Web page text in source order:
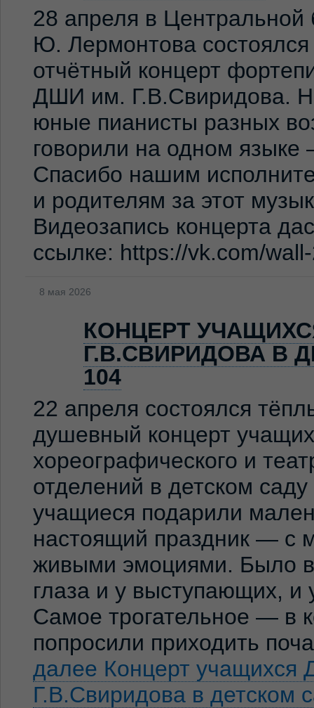
28 апреля в
Ю. Лермонтова состоялся
отчётный концерт
ДШИ им. Г.В.Свиридова.
юные пианисты разных
говорили на одном
Спасибо нашим
и родителям за этот
Видеозапись концерта
ссылке: https://vk.com/
8 мая 2026
КОНЦЕРТ
Г.В.СВИРИДОВА В
104
22 апреля состоялся
душевный концерт
хореографического и
отделений в детском
учащиеся подарили
настоящий праздник — с
живыми эмоциями. Было
глаза и у выступающих,
Самое трогательное — в
попросили приходить
далее Концерт
Г.В.Свиридова в детском